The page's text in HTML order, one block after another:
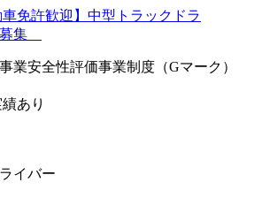
業安全性評価事業制度（Gマーク）
あり
イバー